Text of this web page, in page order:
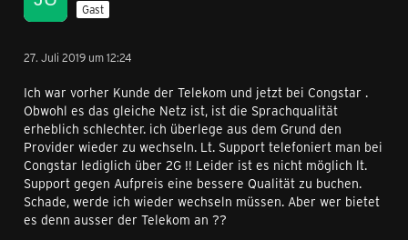
Gast
27. Juli 2019 um 12:24
Ich war vorher Kunde der Telekom und jetzt bei Congstar .
Obwohl es das gleiche Netz ist, ist die Sprachqualität
erheblich schlechter. ich überlege aus dem Grund den
Provider wieder zu wechseln. Lt. Support telefoniert man bei
Congstar lediglich über 2G !! Leider ist es nicht möglich lt.
Support gegen Aufpreis eine bessere Qualität zu buchen.
Schade, werde ich wieder wechseln müssen. Aber wer bietet
es denn ausser der Telekom an ??